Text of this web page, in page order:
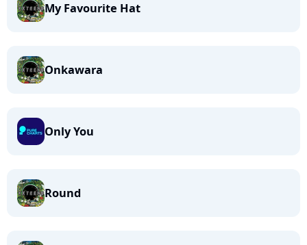
My Favourite Hat
Onkawara
Only You
Round